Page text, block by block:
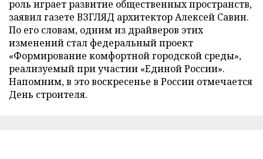
роль играет развитие общественных пространств,
заявил газете ВЗГЛЯД архитектор Алексей Савин.
По его словам, одним из драйверов этих
изменений стал федеральный проект
«Формирование комфортной городской среды»,
реализуемый при участии «Единой России».
Напомним, в это воскресенье в России отмечается
День строителя.